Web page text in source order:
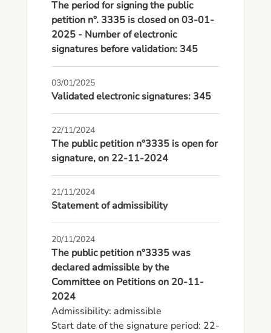
The period for signing the public
petition n°. 3335 is closed on 03-01-
2025 - Number of electronic
signatures before validation: 345
03/01/2025
Validated electronic signatures: 345
22/11/2024
The public petition n°3335 is open for
signature, on 22-11-2024
21/11/2024
Statement of admissibility
20/11/2024
The public petition n°3335 was
declared admissible by the
Committee on Petitions on 20-11-
2024
Admissibility: admissible
Start date of the signature period: 22-